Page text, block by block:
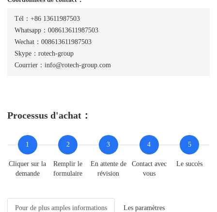
Tél：+86 13611987503
Whatsapp：008613611987503
Wechat：008613611987503
Skype：rotech-group
Courrier：info@rotech-group.com
Processus d'achat：
1
Cliquer sur la
demande
2
Remplir le
formulaire
3
En attente de
révision
4
Contact avec
vous
5
Le succès
Pour de plus amples informations Les paramètres